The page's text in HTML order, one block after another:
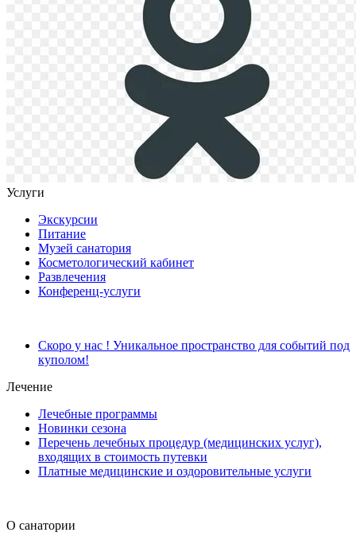
Услуги
Экскурсии
Питание
Музей санатория
Косметологический кабинет
Развлечения
Конференц-услуги
Скоро у нас ! Уникальное пространство для событий под
куполом!
Лечение
Лечебные программы
Новинки сезона
Перечень лечебных процедур (медицинских услуг),
входящих в стоимость путевки
Платные медицинские и оздоровительные услуги
О санатории